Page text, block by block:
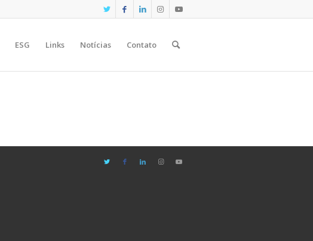
ESG Links Notícias Contato